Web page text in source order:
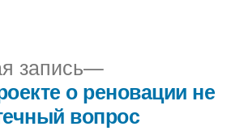
запись
Следующая
запись:
о реновации не
вопрос